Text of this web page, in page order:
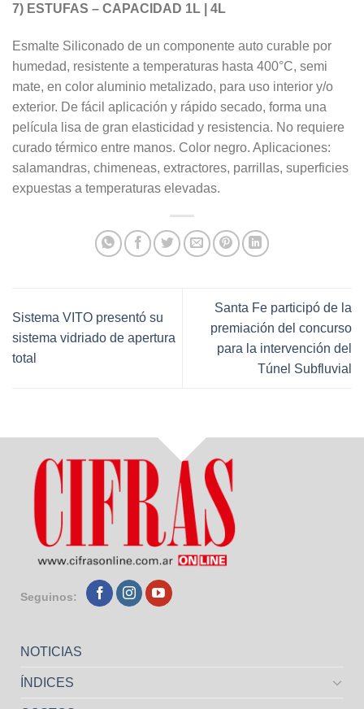
7) ESTUFAS – CAPACIDAD 1L | 4L
Esmalte Siliconado de un componente auto curable por
humedad, resistente a temperaturas hasta 400°C, semi
mate, en color aluminio metalizado, para uso interior y/o
exterior. De fácil aplicación y rápido secado, forma una
película lisa de gran elasticidad y resistencia. No requiere
curado térmico entre manos. Color negro. Aplicaciones:
salamandras, chimeneas, extractores, parrillas, superficies
expuestas a temperaturas elevadas.
Sistema VITO presentó su
sistema vidriado de apertura
total
Santa Fe participó de la
premiación del concurso
para la intervención del
Túnel Subfluvial
Seguinos:
NOTICIAS
ÍNDICES